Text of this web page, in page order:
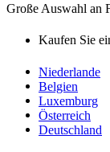
Große Auswahl an
Kaufen Sie
Niederlande
Belgien
Luxemburg
Österreich
Deutschland